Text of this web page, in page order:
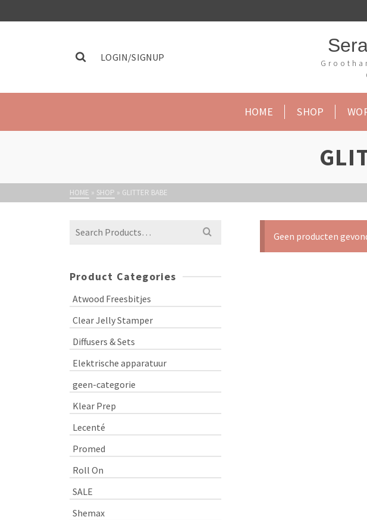
LOGIN/SIGNUP
HOME SHOP
HOME » SHOP » GLITTER BABE
Geen producten
Product Categories
Atwood Freesbitjes
Clear Jelly Stamper
Diffusers & Sets
Elektrische apparatuur
geen-categorie
Klear Prep
Lecenté
Promed
Roll On
SALE
Shemax